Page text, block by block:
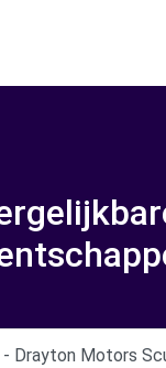
Drayton Motors